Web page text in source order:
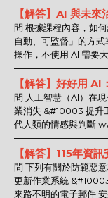
【解答】AI 與未
問 根據課程內容，如
自動、可監督」的方
操作，不使用 AI 需要
【解答】好好用
問 人工智慧（AI）在
業消失 &#10003 提升
代人類的情感與判斷
【解答】115年資
問 下列有關於防範惡
更新作業系統
來路不明的電子郵件